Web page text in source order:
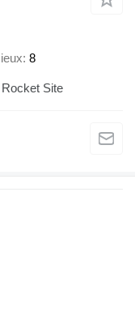
8
The Rocket Site